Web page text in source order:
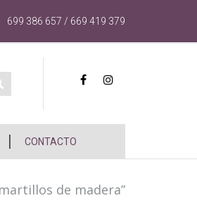
699 386 657 / 669 419 379
CONTACTO
de madera”